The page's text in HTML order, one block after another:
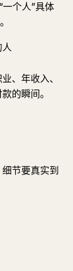
个人”具体
、年收入、
的瞬间。
节要真实到